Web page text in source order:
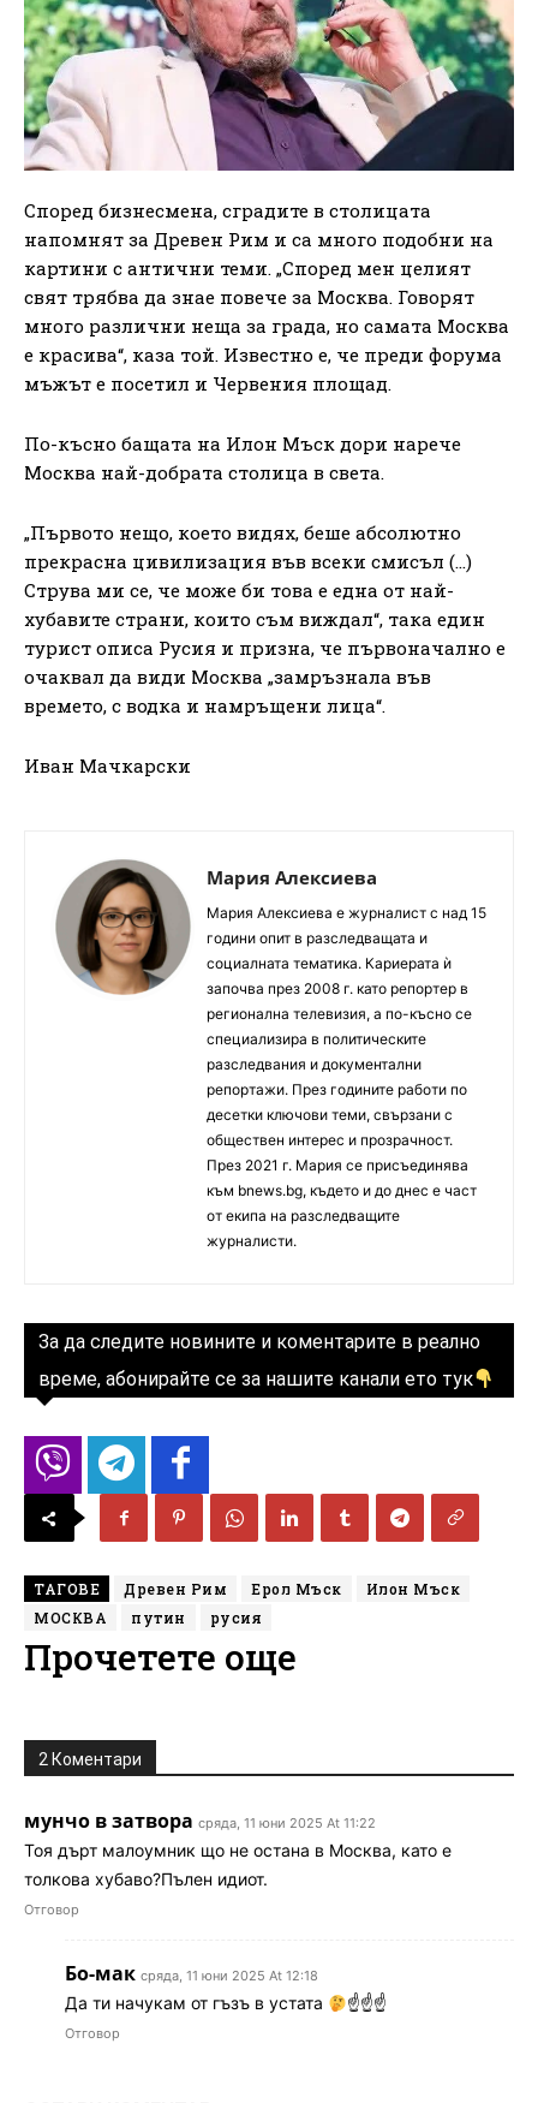
Според бизнесмена, сградите в столицата
напомнят за Древен Рим и са много подобни на
картини с антични теми. „Според мен целият
свят трябва да знае повече за Москва. Говорят
много различни неща за града, но самата Москва
е красива“, каза той. Известно е, че преди форума
мъжът е посетил и Червения площад.
По-късно бащата на Илон Мъск дори нарече
Москва най-добрата столица в света.
„Първото нещо, което видях, беше абсолютно
прекрасна цивилизация във всеки смисъл (…)
Струва ми се, че може би това е една от най-
хубавите страни, които съм виждал“, така един
турист описа Русия и призна, че първоначално е
очаквал да види Москва „замръзнала във
времето, с водка и намръщени лица“.
Иван Мачкарски
Мария Алексиева
Мария Алексиева е журналист с над 15
години опит в разследващата и
социалната тематика. Кариерата ѝ
започва през 2008 г. като репортер в
регионална телевизия, а по-късно се
специализира в политическите
разследвания и документални
репортажи. През годините работи по
десетки ключови теми, свързани с
обществен интерес и прозрачност.
През 2021 г. Мария се присъединява
към bnews.bg, където и до днес е част
от екипа на разследващите
журналисти.
За да следите новините и коментарите в реално
време, абонирайте се за нашите канали ето тук
ТАГОВЕ Древен Рим Ерол Мъск
Илон Мъск
МОСКВА
путин русия
Прочетете още
2 Коментари
мунчо в затвора сряда, 11 юни 2025 At 11:22
Тоя дърт малоумник що не остана в Москва, като е
толкова хубаво?Пълен идиот.
Отговор
Бо-мак сряда, 11 юни 2025 At 12:18
Да ти начукам от гъзъ в устата ☝☝☝
Отговор